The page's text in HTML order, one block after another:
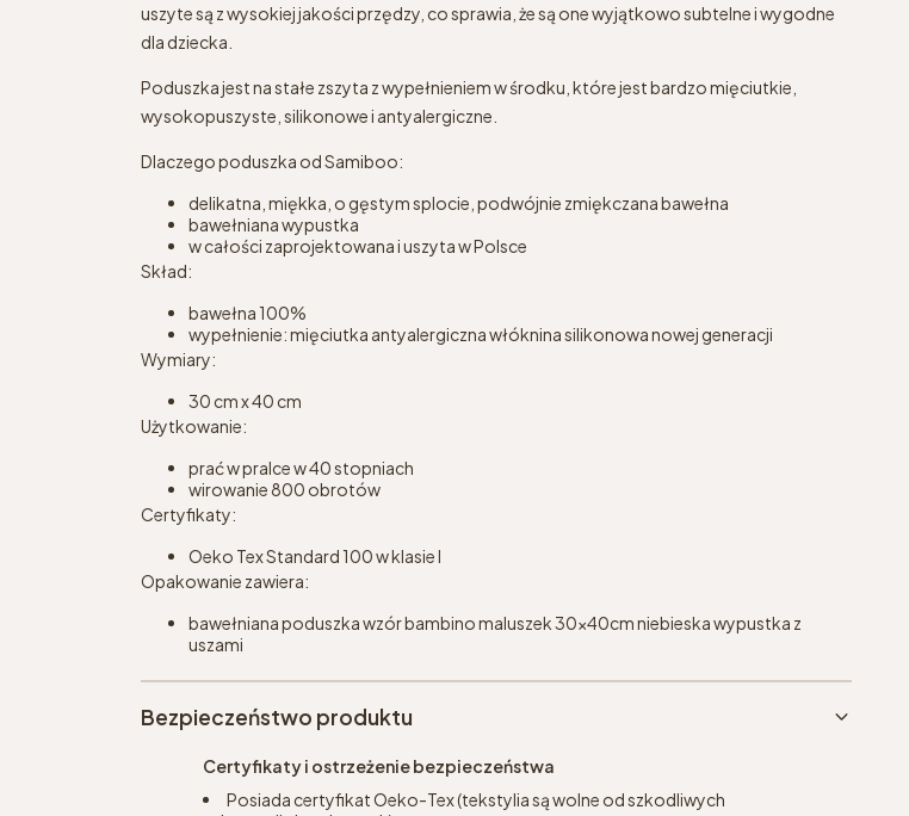
uszyte są z wysokiej jakości przędzy, co sprawia, że są one wyjątkowo subtelne i wygodne
dla dziecka.
Poduszka jest na stałe zszyta z wypełnieniem w środku, które jest bardzo mięciutkie,
wysokopuszyste, silikonowe i antyalergiczne.
Dlaczego poduszka od Samiboo:
delikatna, miękka, o gęstym splocie, podwójnie zmiękczana bawełna
bawełniana wypustka
w całości zaprojektowana i uszyta w Polsce
Skład:
bawełna 100%
wypełnienie: mięciutka antyalergiczna włóknina silikonowa nowej generacji
Wymiary:
30 cm x 40 cm
Użytkowanie:
prać w pralce w 40 stopniach
wirowanie 800 obrotów
Certyfikaty:
Oeko Tex Standard 100 w klasie I
Opakowanie zawiera:
bawełniana poduszka wzór bambino maluszek 30x40cm niebieska wypustka z
uszami
Bezpieczeństwo produktu
Certyfikaty i ostrzeżenie bezpieczeństwa
Posiada certyfikat Oeko-Tex (tekstylia są wolne od szkodliwych